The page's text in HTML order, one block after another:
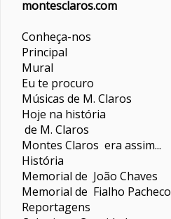
montesclaros.com
Conheça-nos
Principal
Mural
Eu te procuro
Músicas de M. Claros
Hoje na história
de M. Claros
Montes Claros era assim...
História
Memorial de João Chaves
Memorial de Fialho Pacheco
Reportagens